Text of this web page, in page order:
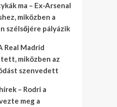
ma – Ex-Arsenal
miközben a
szélsőjére pályázik
Real Madrid
miközben az
szenvedett
– Rodri a
meg a